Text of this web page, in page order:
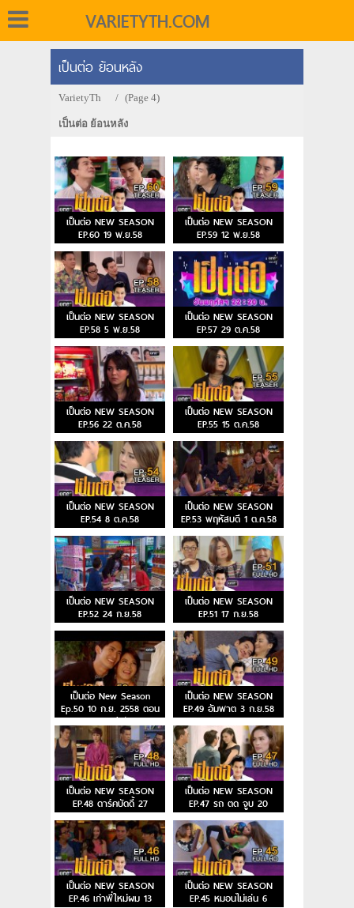
VARIETYTH.COM
เป็นต่อ ย้อนหลัง
VarietyTh /
เป็นต่อ ย้อนหลัง
(Page 4)
เป็นต่อ NEW SEASON
EP.60 19 พ.ย.58
เป็นต่อ NEW SEASON
EP.59 12 พ.ย.58
เป็นต่อ NEW SEASON
EP.58 5 พ.ย.58
เป็นต่อ NEW SEASON
EP.57 29 ต.ค.58
เป็นต่อ NEW SEASON
EP.56 22 ต.ค.58
เป็นต่อ NEW SEASON
EP.55 15 ต.ค.58
เป็นต่อ NEW SEASON
EP.54 8 ต.ค.58
เป็นต่อ NEW SEASON
EP.53 พฤหัสบดี 1 ต.ค.58
เป็นต่อ NEW SEASON
EP.52 24 ก.ย.58
เป็นต่อ NEW SEASON
EP.51 17 ก.ย.58
เป็นต่อ New Season
Ep.50 10 ก.ย. 2558 ตอน
เซนสิทีฟ
เป็นต่อ NEW SEASON
EP.49 อัมพาต 3 ก.ย.58
เป็นต่อ NEW SEASON
EP.48 ดาร์คบัดดี้ 27
ส.ค.58
เป็นต่อ NEW SEASON
EP.47 รถ ตด จูบ 20
ส.ค.58
เป็นต่อ NEW SEASON
EP.46 เก่าพี่ใหม่ผม 13
เป็นต่อ NEW SEASON
EP.45 หมอนไม่เล่น 6